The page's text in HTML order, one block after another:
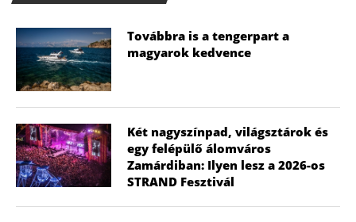
Továbbra is a tengerpart a
magyarok kedvence
Két nagyszínpad, világsztárok és
egy felépülő álomváros
Zamárdiban: Ilyen lesz a 2026-os
STRAND Fesztivál